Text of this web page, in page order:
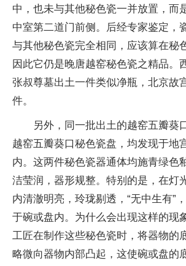
中，也未与其他秘色瓷一并放置，而
中室第二道门前侧。后经专家鉴定，
与其他秘色瓷完全相同，应该算在秘
因此它仍是晚唐越窑秘色瓷之精品。
张叔尊墓出土一件类似净瓶，北京故
件。
另外，同一批出土的越窑五瓣葵
越窑五瓣葵口秘色瓷盘，均发现于地
内。这两件秘色瓷器通体均施青绿色
洁莹润，器形规整。特别的是，在灯
内清澈明亮，玲珑剔透，“无中生有”
于碗或盘内。为什么会出现这样的现
工匠在制作这些秘色瓷时，将器物的
略微向器物内部凸起，这使碗或盘的